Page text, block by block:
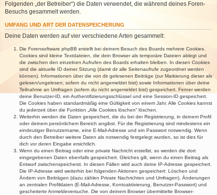
Folgenden „der Betreiber“) die Daten verwendet, die während deines Foren-
Besuchs gesammelt werden.
UMFANG UND ART DER DATENSPEICHERUNG
Deine Daten werden auf vier verschiedene Arten gesammelt:
Die Forensoftware phpBB erstellt bei deinem Besuch des Boards mehrere Cookies.
Cookies sind kleine Textdateien, die dein Browser als temporäre Dateien ablegt und
die zwischen den einzelnen Aufrufen des Boards erhalten bleiben. In diesen Cookies
sind die aktuelle ID deiner Sitzung (damit dir alle Seitenaufrufe zugeordnet werden
können), Informationen über die von dir gelesenen Beiträge (zur Markierung dieser als
gelesen/ungelesen; sofern du nicht angemeldet bist) sowie Informationen über deine
Teilnahme an Umfragen (sofern du nicht angemeldet bist) gespeichert. Ferner werden
deine Benutzer-ID, ein Authentifizierungsschlüssel und eine Session-ID gespeichert.
Die Cookies haben standardmäßig eine Gültigkeit von einem Jahr. Alle Cookies kannst
du jederzeit über die Funktion „Alle Cookies löschen“ löschen.
Weiterhin werden die Daten gespeichert, die du bei der Registrierung, in deinem Profil
oder deinem persönlichem Bereich angibst. Für die Registrierung sind mindestens ein
eindeutiger Benutzername, eine E-Mail-Adresse und ein Passwort notwendig. Wenn
durch den Betreiber weitere Daten als notwendig festgelegt wurden, so ist dies für
dich vor deren Eingabe ersichtlich.
Wenn du einen Beitrag oder eine private Nachricht erstellst, so werden die dort
eingegebenen Daten ebenfalls gespeichert. Gleiches gilt, wenn du einen Beitrag als
Entwurf zwischenspeicherst. In diesen Fällen wird auch deine IP-Adresse gespeichert.
Die IP-Adresse wird weiterhin bei folgenden Aktionen gespeichert: Löschen und
Ändern von Beiträgen (dazu zählen Private Nachrichten und Umfragen), Änderungen
an zentralen Profildaten (E-Mail-Adresse, Kontoaktivierung, Benutzer-Passwort) und
gescheiterte Anmeldeversuche. Die von deinem Browser übermittelte Browser-